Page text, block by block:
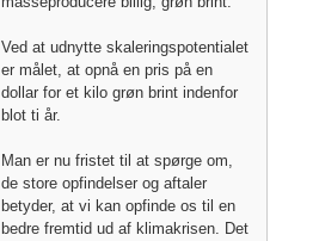
Ved at udnytte skaleringspotentialet
er målet, at opnå en pris på en
dollar for et kilo grøn brint indenfor
blot ti år.
Man er nu fristet til at spørge om,
de store opfindelser og aftaler
betyder, at vi kan opfinde os til en
bedre fremtid ud af klimakrisen. Det